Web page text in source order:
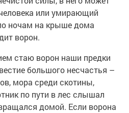
или умирающий
ночам на крыше дома
ворон.
стаю ворон наши предки
большого несчастья –
мора среди скотины,
по пути в лес слышал
домой. Если ворона